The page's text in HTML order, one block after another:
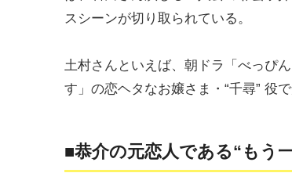
スシーンが切り取られている。
土村さんといえば、朝ドラ「べっぴ
す」の恋ヘタなお嬢さま・“千尋” 役
■恭介の元恋人である“もう